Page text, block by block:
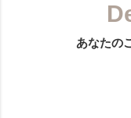
あなたの